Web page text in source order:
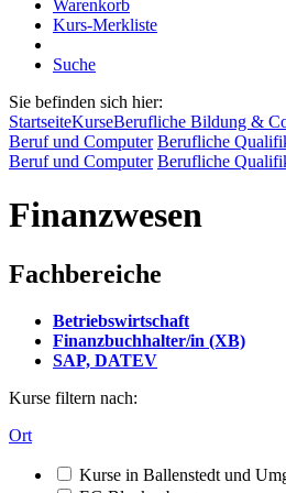
Warenkorb
Kurs-Merkliste
Suche
Sie befinden sich hier:
StartseiteKurseBerufliche Bildung &
Beruf und Computer Berufliche
Beruf und Computer Berufliche
Finanzwesen
Fachbereiche
Betriebswirtschaft
Finanzbuchhalter/in (XB)
SAP, DATEV
Kurse filtern nach:
Ort
Kurse in Ballenstedt und